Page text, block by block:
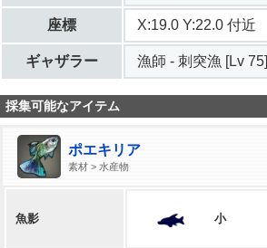
座標 X:19.0 Y:22.0 付近
ギャザラー 漁師 - 刺突漁 [Lv 75]
採集可能なアイテム
ポエキリア
素材 > 水産物
魚影 小